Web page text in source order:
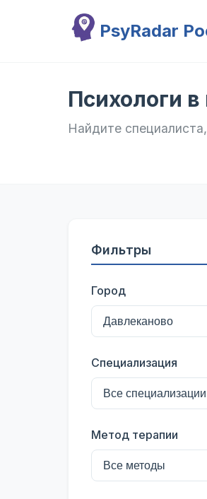
PsyRadar
Психологи
Найдите
Фильтры
Город
Специализация
Метод терапии